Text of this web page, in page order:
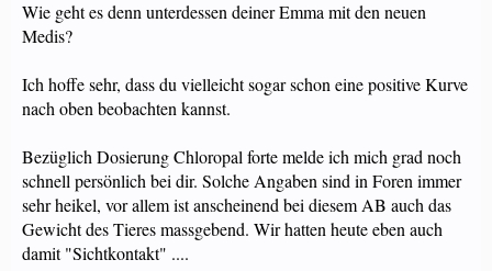
Wie geht es denn unterdessen deiner Emma mit den neuen
Medis?
Ich hoffe sehr, dass du vielleicht sogar schon eine positive Kurve
nach oben beobachten kannst.
Bezüglich Dosierung Chloropal forte melde ich mich grad noch
schnell persönlich bei dir. Solche Angaben sind in Foren immer
sehr heikel, vor allem ist anscheinend bei diesem AB auch das
Gewicht des Tieres massgebend. Wir hatten heute eben auch
damit "Sichtkontakt" ....